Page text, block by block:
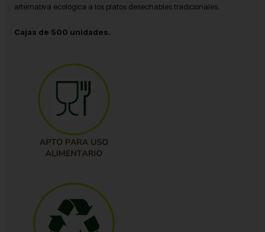
alternativa ecológica a los platos desechables tradicionales.
Cajas de 500 unidades.